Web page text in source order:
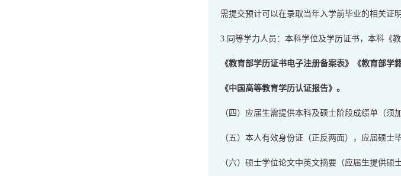
需提交预计可以在录取当年入学前毕业的相关证明
3.同等学力人员：本科学位及学历证书，本科《
《教育部学历证书电子注册备案表》《教育部
《中国高等教育学历认证报告》。
（四）应届生需提供本科及硕士阶段成绩单（须
（五）本人有效身份证（正反两面），应届硕士
（六）硕士学位论文中英文摘要（应届生提供硕